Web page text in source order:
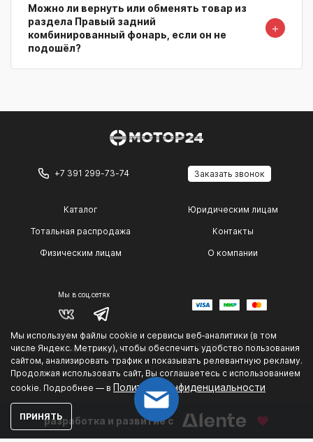
Можно ли вернуть или обменять товар из
раздела Правый задний
комбинированный фонарь, если он не
подошёл?
＋
Мы используем файлы cookie и сервисы веб‑аналитики (в том
числе Яндекс. Метрику), чтобы обеспечить удобство пользования
сайтом, анализировать трафик и показывать релевантную рекламу.
Продолжая использовать сайт, Вы соглашаетесь с использованием
cookie. Подробнее — в Политике конфиденциальности
ПРИНЯТЬ
+7 391 299-73-74 Заказать звонок
Каталог
Тотальная распродажа
Физическим лицам
Юридическим лицам
Контакты
О компании
Мы в соц.сетях
Политика конфиденциальности © 2014 — 2026 г.
.
разработка и развитие с